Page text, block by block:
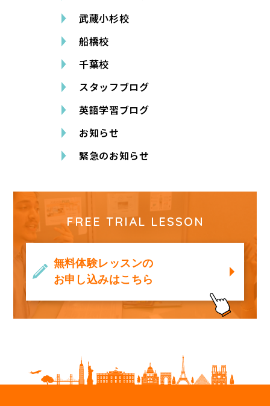
武蔵小杉校
船橋校
千葉校
スタッフブログ
英語学習ブログ
お知らせ
緊急のお知らせ
FREE TRIAL LESSON
無料体験レッスンの
お申し込みはこちら